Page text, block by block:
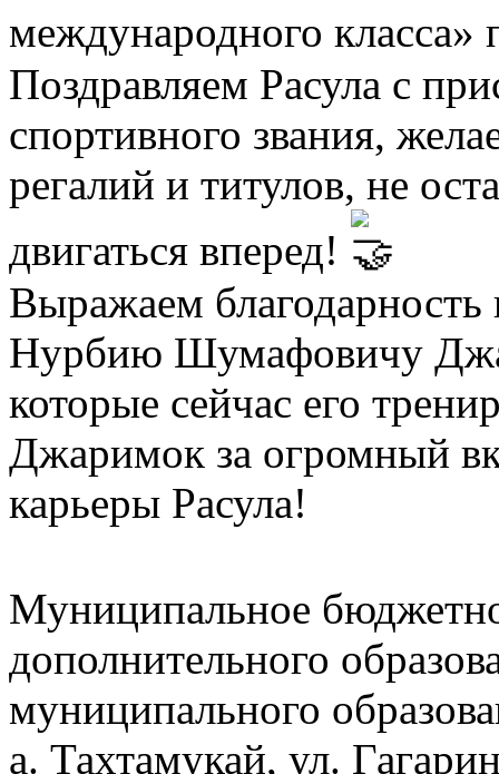
международного класса»
Поздравляем Расула с
спортивного звания,
регалий и титулов, не
двигаться вперед!
Выражаем
Нурбию Шумафовичу
которые сейчас его
Джаримок за огромный
карьеры Расула!
Муниципальное
дополнительного
муниципального
а. Тахтамукай, ул.